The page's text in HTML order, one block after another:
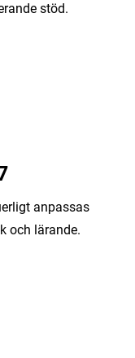
stöd.
anpassas
och lärande.